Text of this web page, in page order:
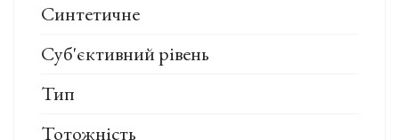
Синтетичне
Суб'єктивний рівень
Тип
Тотожність